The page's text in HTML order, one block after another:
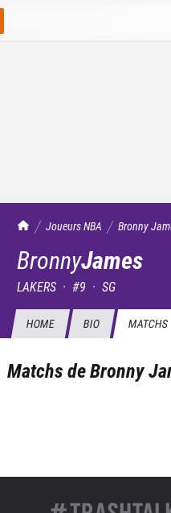
TrashTalk Actu NBA
Joueurs NBA Bronny
BronnyJames
LAKERS · #9 · SG
HOME BIO MATCHS
Matchs deBronny